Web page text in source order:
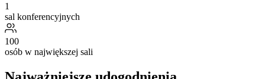
1
sal konferencyjnych
100
osób w największej sali